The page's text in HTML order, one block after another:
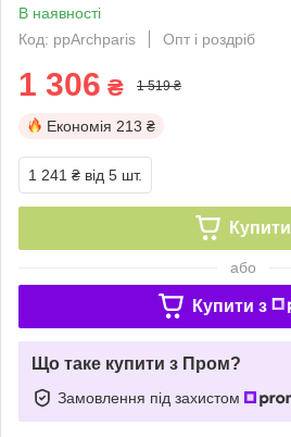
В наявності
Код: ppArchparis
Опт і роздріб
1 306 ₴ 1 519 ₴
Економія 213 ₴
1 241 ₴ від 5 шт.
Купити
або
Купити з
Що таке купити з Пром?
Замовлення під захистом